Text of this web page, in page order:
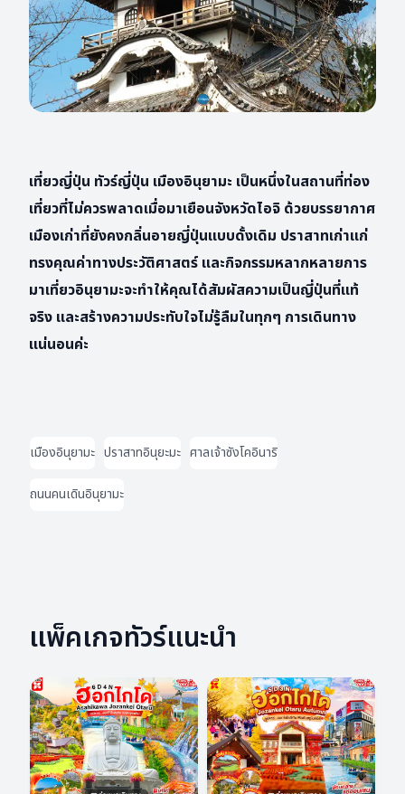
เที่ยวญี่ปุ่น ทัวร์ญี่ปุ่น เมืองอินุยามะ เป็นหนึ่งในสถานที่ท่อง
เที่ยวที่ไม่ควรพลาดเมื่อมาเยือนจังหวัดไอจิ ด้วยบรรยากาศ
เมืองเก่าที่ยังคงกลิ่นอายญี่ปุ่นแบบดั้งเดิม ปราสาทเก่าแก่
ทรงคุณค่าทางประวัติศาสตร์ และกิจกรรมหลากหลายการ
มาเที่ยวอินุยามะจะทำให้คุณได้สัมผัสความเป็นญี่ปุ่นที่แท้
จริง และสร้างความประทับใจไม่รู้ลืมในทุกๆ การเดินทาง
แน่นอนค่ะ
เมืองอินุยามะ ปราสาทอินุยะมะ ศาลเจ้าซังโคอินาริ
ถนนคนเดินอินุยามะ
แพ็คเกจทัวร์แนะนำ